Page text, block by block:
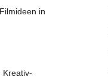
in
Kreativ-